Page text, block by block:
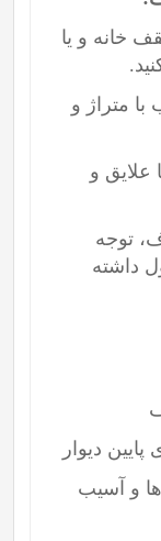
خانه و یا
متراژ و
علایق و
توجه
داشته
دیوار
و آسیب